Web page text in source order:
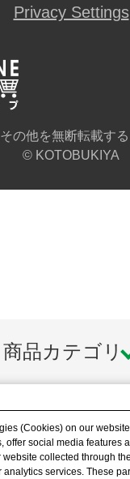
Privacy Settings
の他を無断転載す
© KOTOBUKIYA
商品カテゴリ
(Cookies) on our
offer social media features
collected through
services. These